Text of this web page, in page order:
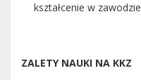
kształcenie w
ZALETY NAUKI NA KKZ